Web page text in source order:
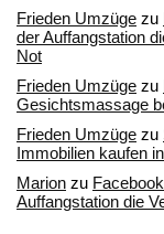
Frieden Umzüge zu
der Auffangstation
Not
Frieden Umzüge zu
Gesichtsmassage
Frieden Umzüge zu
Immobilien kaufen
Marion zu
Auffangstation die